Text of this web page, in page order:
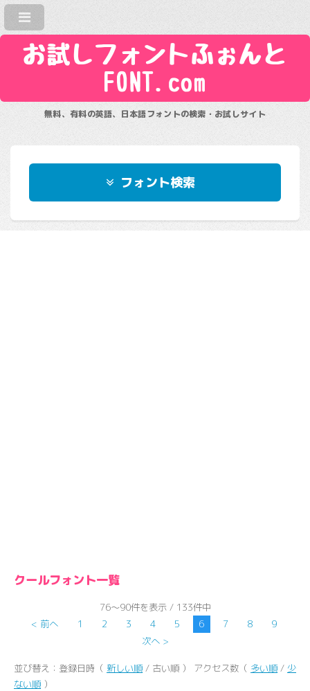
お試しフォントふぉんと
FONT.com
無料、有料の英語、日本語フォントの検索・お試しサイト
フォント検索
クールフォント一覧
76～90件を表示 / 133件中
< 前へ
1 2 3 4 5 6 7 8
9
次へ >
並び替え：登録日時（ 新しい順 / 古い順 ） アクセス数（ 多い順 / 少
ない順 ）